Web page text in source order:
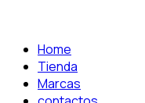
Home
Tienda
Marcas